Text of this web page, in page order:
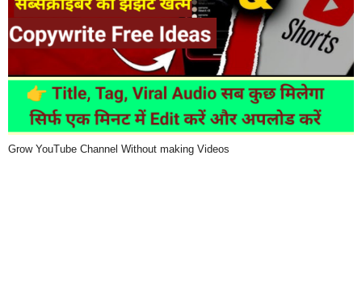
Grow YouTube Channel Without making Videos